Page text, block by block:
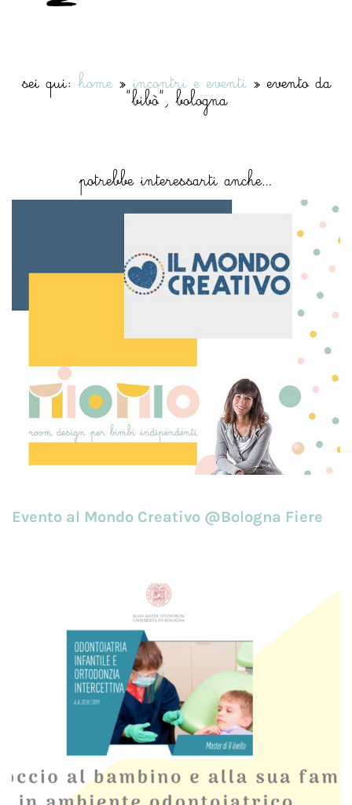
home incontri e eventi evento da
“bibò”, bologna
potrebbe interessarti anche…
Evento al Mondo Creativo @Bologna Fiere